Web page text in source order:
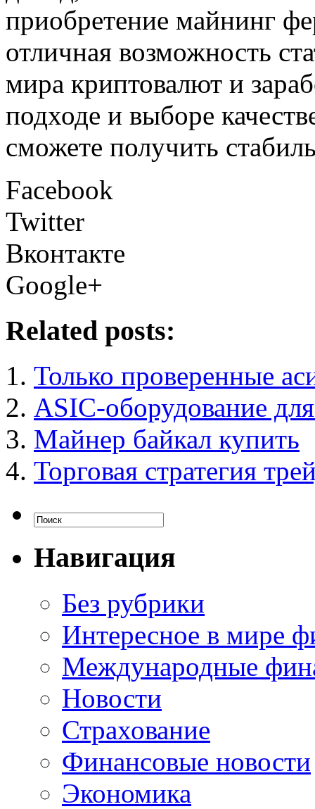
приобретение майнинг
отличная возможность
мира криптовалют и
подходе и выборе
сможете получить
Facebook
Twitter
Вконтакте
Google+
Related posts:
Только проверенные
ASIC-оборудование
Майнер байкал купить
Торговая стратегия
Навигация
Без рубрики
Интересное в мире
Международные
Новости
Страхование
Финансовые новости
Экономика